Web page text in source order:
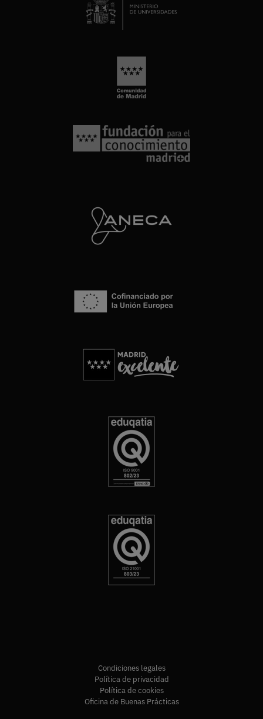
Condiciones legales
Política de privacidad
Política de cookies
Oficina de Buenas Prácticas